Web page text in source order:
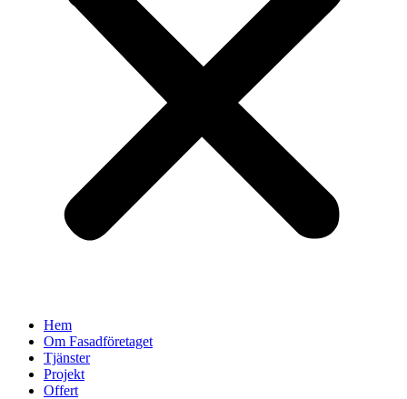
Hem
Om Fasadföretaget
Tjänster
Projekt
Offert